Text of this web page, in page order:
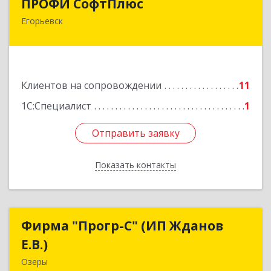
Егорьевск
Клиентов на сопровождении
11
1С:Специалист
1
Отправить заявку
Показать контакты
Отправить заявку
Назад
Фирма "Прогр-С" (ИП Жданов
Е.В.)
Озеры
Фирма "Прогр-С" (ИП Жданов